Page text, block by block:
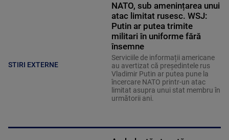
STIRI EXTERNE
NATO, sub amenințarea unui
atac limitat rusesc. WSJ:
Putin ar putea trimite
militari în uniforme fără
însemne
Serviciile de informații americane
au avertizat că președintele rus
Vladimir Putin ar putea pune la
încercare NATO printr-un atac
limitat asupra unui stat membru în
următorii ani.